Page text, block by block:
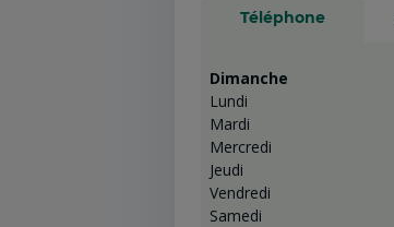
Téléphone
Dimanche
Lundi
Mardi
Mercredi
Jeudi
Vendredi
Samedi